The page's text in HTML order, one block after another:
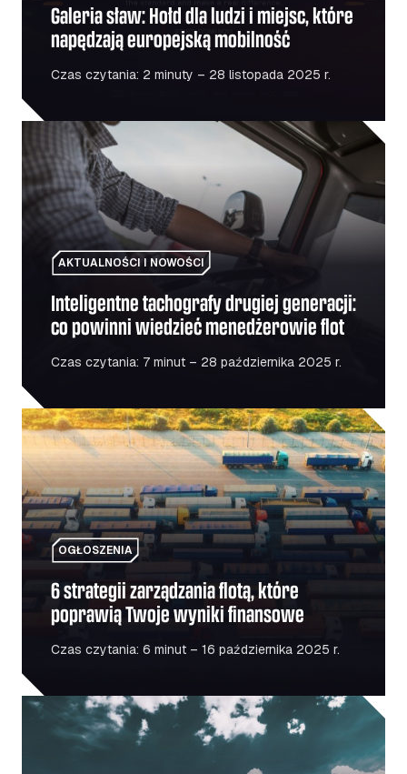
Galeria sław: Hołd dla ludzi i miejsc, które
napędzają europejską mobilność
Czas czytania: 2 minuty – 28 listopada 2025 r.
Inteligentne tachografy drugiej generacji: co powinni
AKTUALNOŚCI I NOWOŚCI
Inteligentne tachografy drugiej generacji:
co powinni wiedzieć menedżerowie flot
Czas czytania: 7 minut – 28 października 2025 r.
6 strategii zarządzania flotą, które poprawią Twoje
OGŁOSZENIA
6 strategii zarządzania flotą, które
poprawią Twoje wyniki finansowe
Czas czytania: 6 minut – 16 października 2025 r.
Boom infrastrukturalny w Rumunii – co to oznacza dla